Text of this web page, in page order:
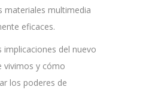
materiales multimedia
eficaces.
implicaciones del nuevo
vivimos y cómo
los poderes de